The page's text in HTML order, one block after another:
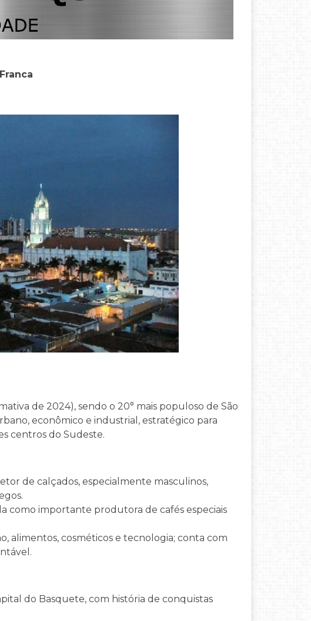
de 2024), sendo o 20° mais populoso de São
econômico e industrial, estratégico para
centros do Sudeste.
de calçados, especialmente masculinos,
como importante produtora de cafés especiais
alimentos, cosméticos e tecnologia; conta com
do Basquete, com história de conquistas